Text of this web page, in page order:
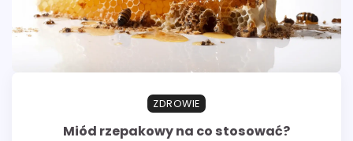
ZDROWIE
Miód rzepakowy na co stosować?